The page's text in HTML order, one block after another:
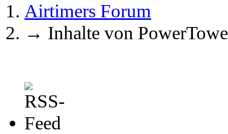
Airtimers Forum
→ Inhalte von